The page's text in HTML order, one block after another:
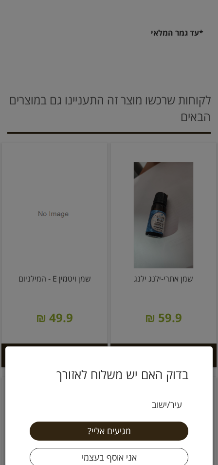
בדוק האם יש משלוח לאזורך
עיר/ישוב
*עד גמר המלאי
לקוחות שרכשו מוצר זה התעניינו גם במוצרים
הבאים
שמן אתרי-ילנג ילנג
59.9 ₪
שמן ויטמין E - המילניום
49.9 ₪